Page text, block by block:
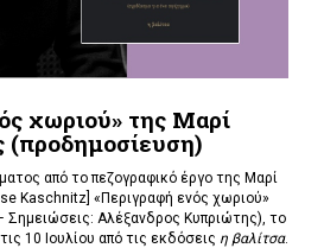
χωριού» της Μαρί
(προδημοσίευση)
από το πεζογραφικό έργο της Μαρί
Kaschnitz] «Περιγραφή ενός χωριού»
Αλέξανδρος Κυπριώτης), το
10 Ιουλίου από τις εκδόσεις η βαλίτσα.